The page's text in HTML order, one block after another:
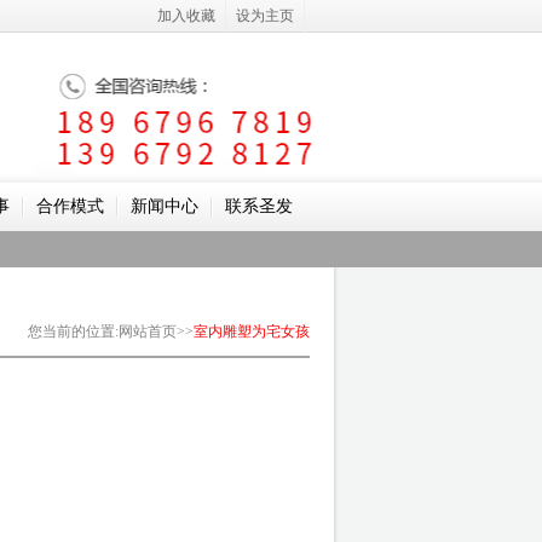
合作模式 新闻中心 联系圣发
您当前的位置:网站首页>>室内雕塑为宅女孩
加入收藏 设为主页